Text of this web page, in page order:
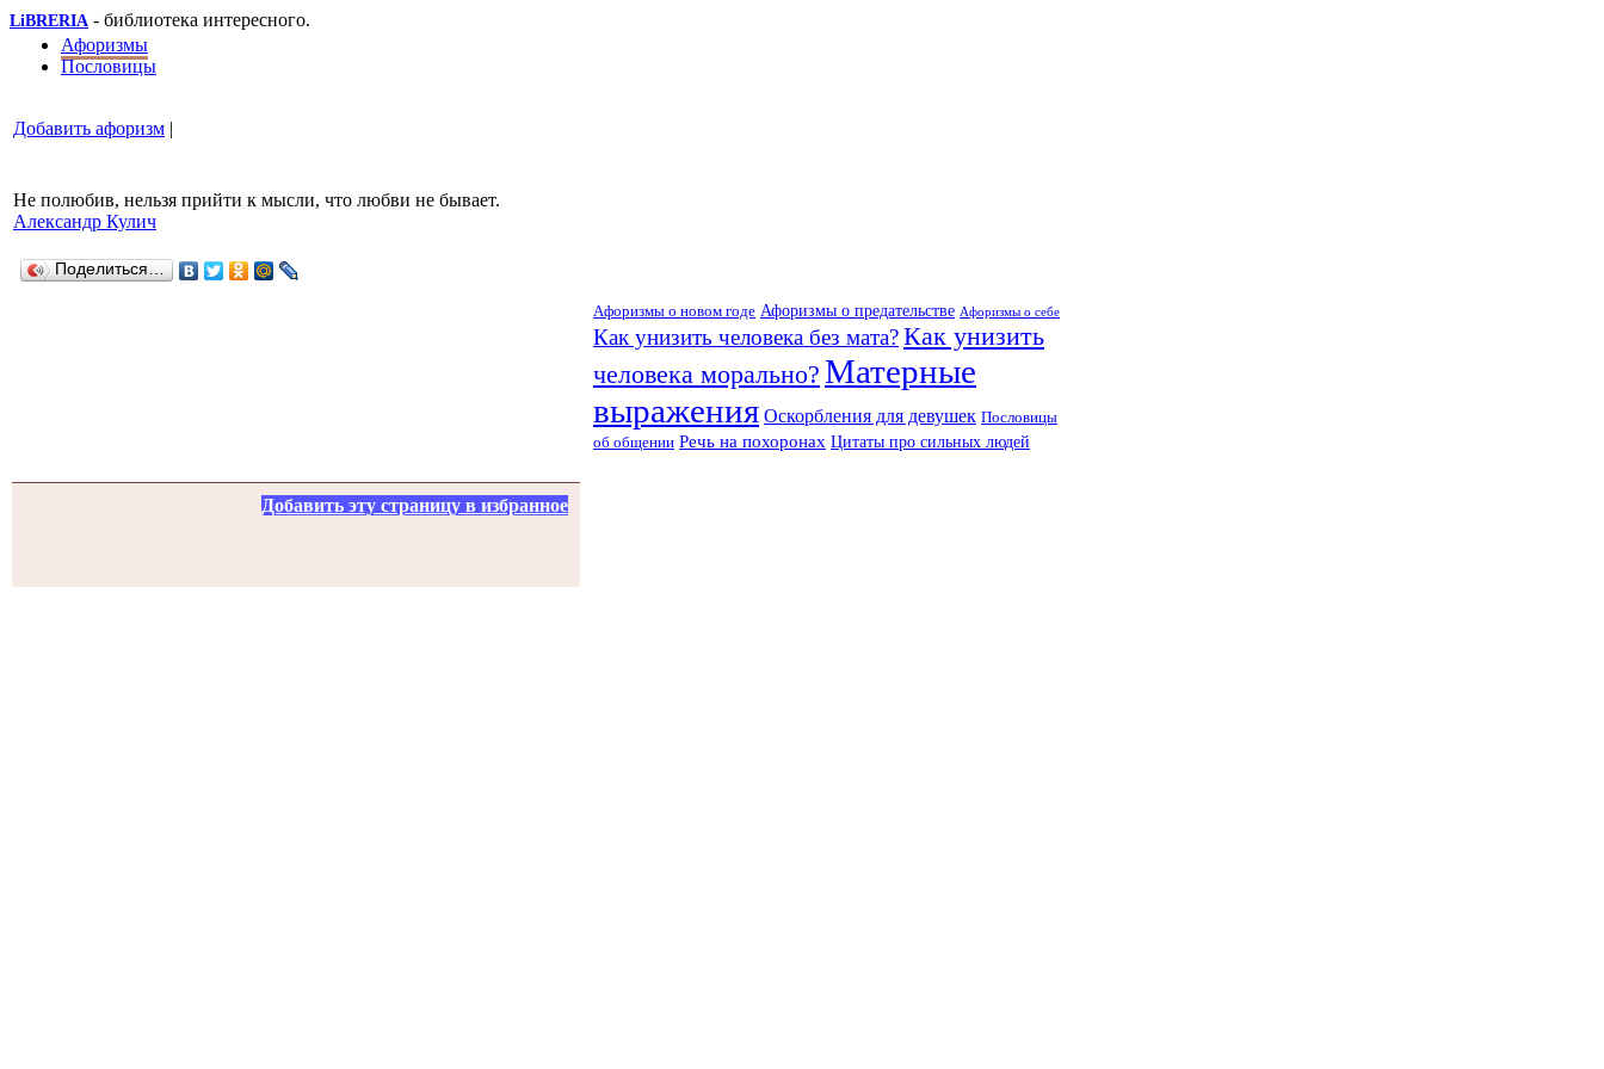
LiBRERIA - библиотека интересного.
Афоризмы
Пословицы
Добавить афоризм |
Не полюбив, нельзя прийти к мысли, что любви не бывает.
Александр Кулич
Поделиться…
Афоризмы о новом годе Афоризмы о предательстве Афоризмы о себе
Как унизить человека без мата?Как унизить
человека морально? Матерные
выражения Оскорбления для девушек Пословицы
об общении Речь на похоронах Цитаты про сильных людей
Добавить эту страницу в избранное